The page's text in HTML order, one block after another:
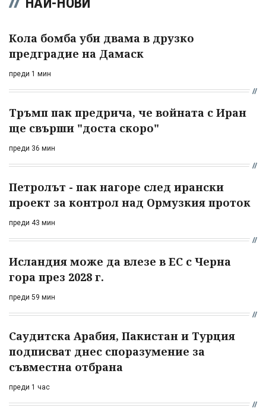
Кола бомба уби двама в друзко
предградие на Дамаск
преди 1 мин
Тръмп пак предрича, че войната с Иран
ще свърши "доста скоро"
преди 36 мин
Петролът - пак нагоре след ирански
проект за контрол над Ормузкия проток
преди 43 мин
Исландия може да влезе в ЕС с Черна
гора през 2028 г.
преди 59 мин
Саудитска Арабия, Пакистан и Турция
подписват днес споразумение за
съвместна отбрана
преди 1 час